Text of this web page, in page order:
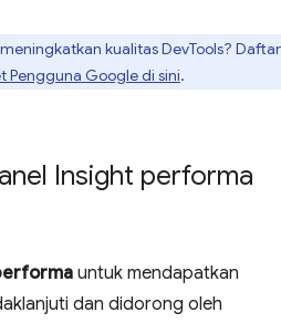
kualitas DevTools? Daftar
Pengguna Google di sini.
Insight performa
untuk mendapatkan
dan didorong oleh